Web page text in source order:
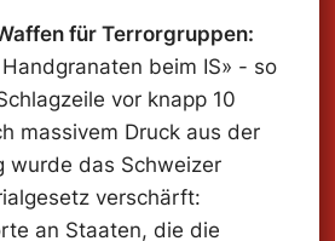
für Terrorgruppen:
beim IS» - so
vor knapp 10
massivem Druck aus der
wurde das Schweizer
verschärft:
an Staaten, die die